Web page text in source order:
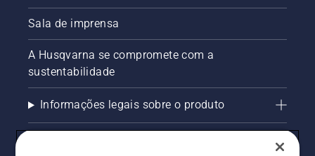
Sala de imprensa
A Husqvarna se compromete com a
sustentabilidade
Informações legais sobre o produto